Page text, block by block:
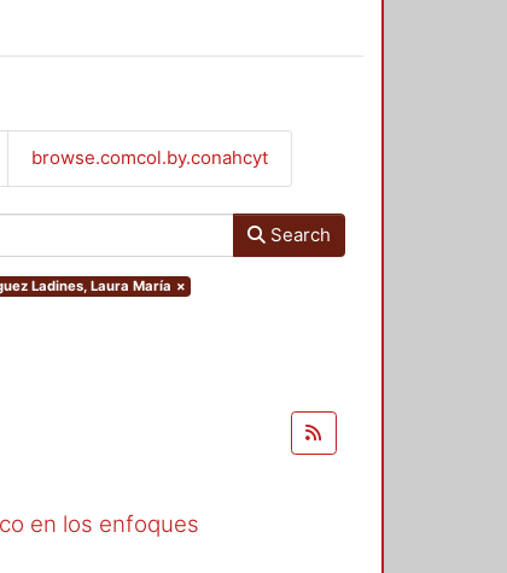
browse.comcol.by.conahcyt
Search
Ladines, Laura María ×
en los enfoques